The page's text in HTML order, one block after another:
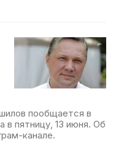
пообщается в
пятницу, 13 июня. Об
канале.